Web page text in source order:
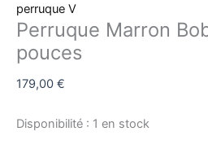
perruque V
Perruque Marron
pouces
179,00 €
Disponibilité : 1 en stock